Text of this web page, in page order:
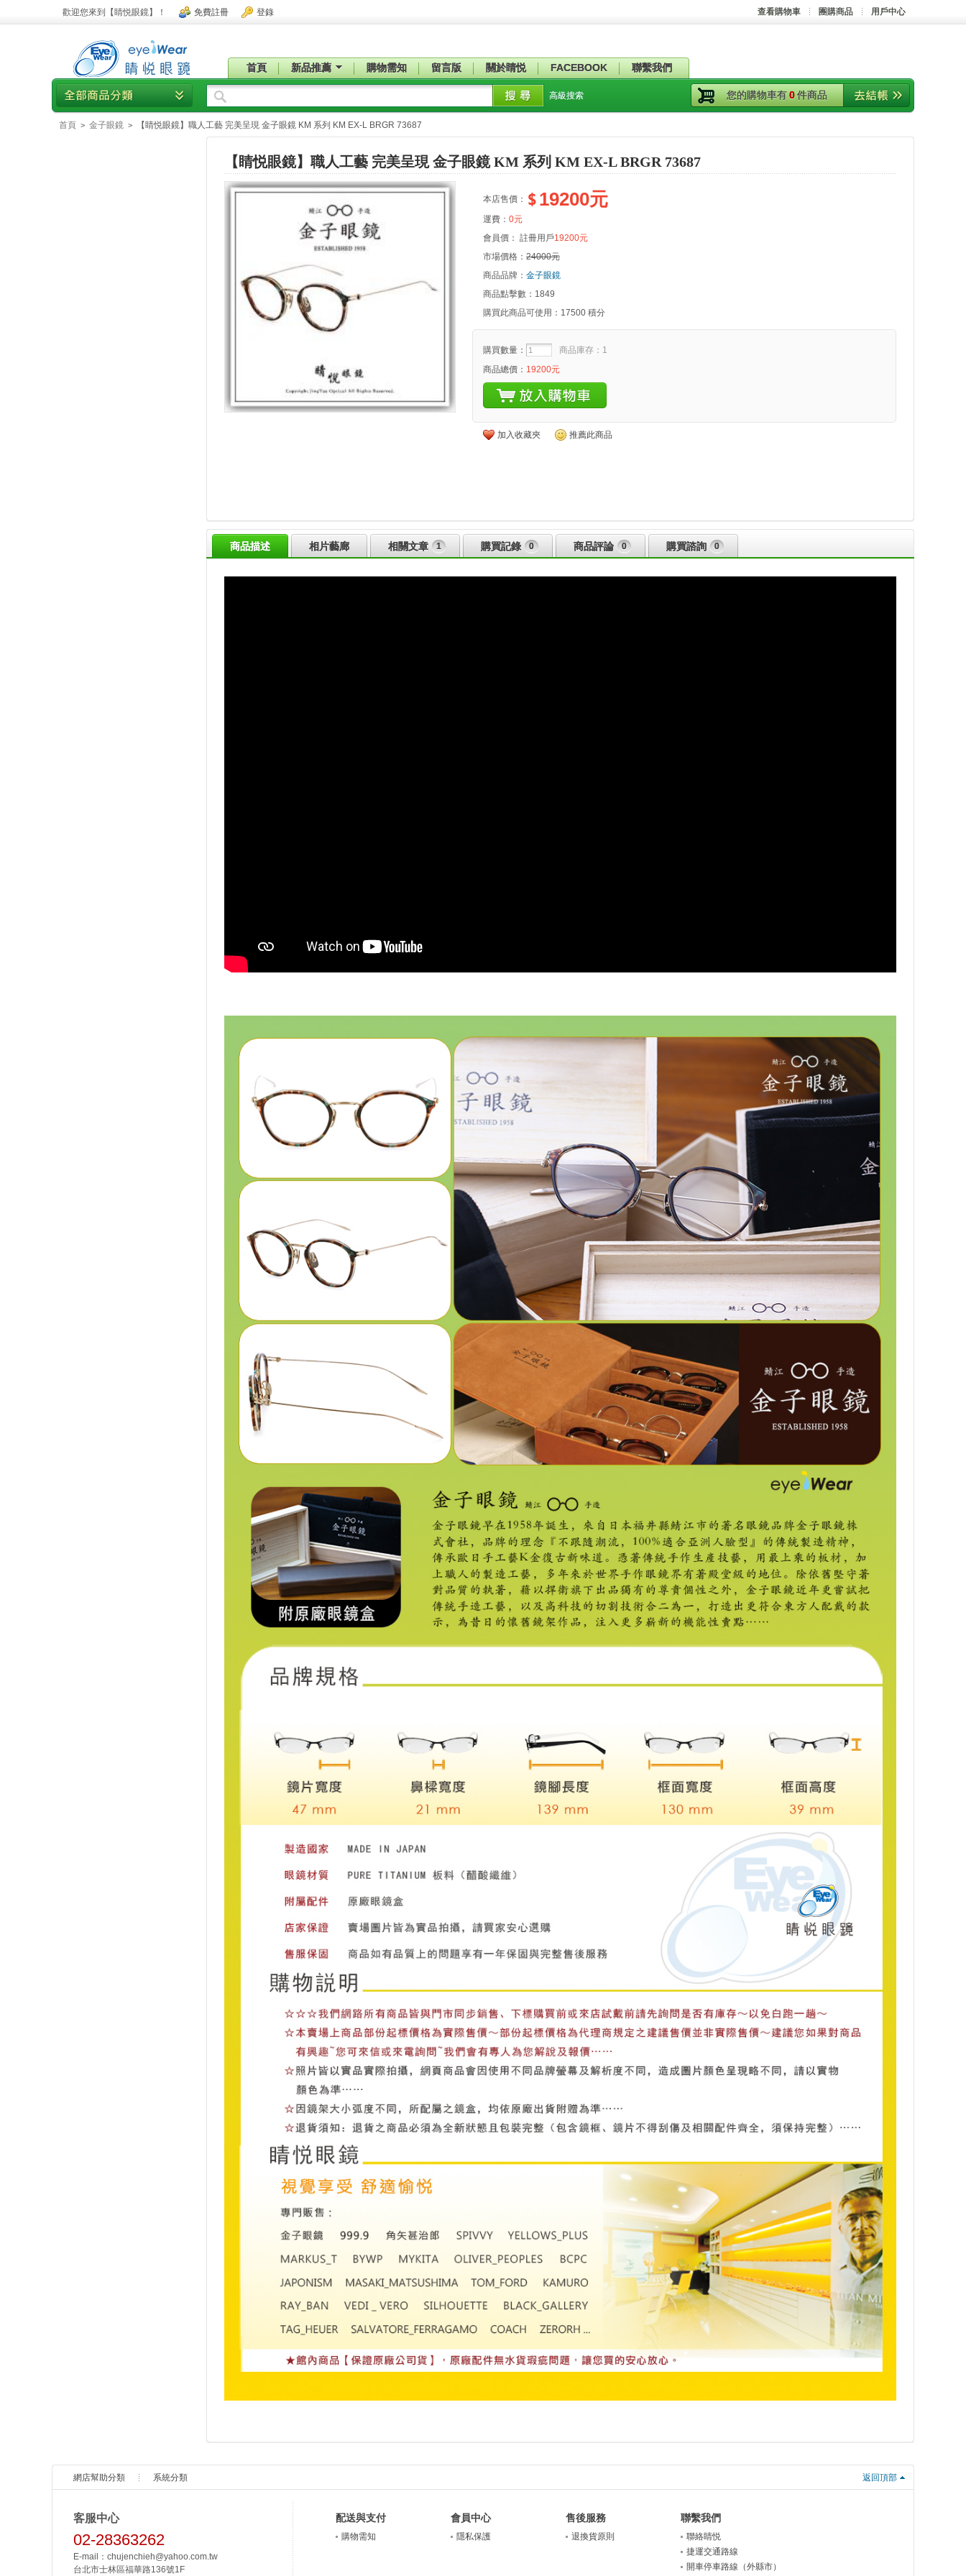
歡迎您來到【睛悦眼鏡】！ 免費註冊 登錄 查看購物車 團購商品 用戶中心
您的購物車有0件商品
高級搜索
首頁 新品推薦 購物需知 留言版 關於睛悦 FACEBOOK 聯繫我們
首頁 > 金子眼鏡 > 【睛悦眼鏡】職人工藝 完美呈現 金子眼鏡 KM 系列 KM EX-L BRGR 73687
【睛悦眼鏡】職人工藝 完美呈現 金子眼鏡 KM 系列 KM EX-L BRGR 73687
本店售價： 19200元
運費： 0元
會員價： 註冊用戶19200元
市場價格： 24000元
商品品牌： 金子眼鏡
商品點擊數： 1849
購買此商品可使用： 17500 積分
購買數量：
商品庫存：1
商品總價： 19200元
加入收藏夾 推薦此商品
商品描述 相片藝廊 相關文章 1 購買記錄 0 商品評論 0 購買諮詢 0
網店幫助分類 系統分類 返回頂部
客服中心
02-28363262
E-mail：chujenchieh@yahoo.com.tw
台北市士林區福華路136號1F
配送與支付
購物需知
會員中心
隱私保護
售後服務
退換貨原則
聯繫我們
聯絡睛悦
捷運交通路線
開車停車路線（外縣市）